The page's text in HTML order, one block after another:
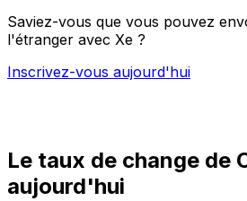
Saviez-vous que vous pouvez
l'étranger avec Xe ?
Inscrivez-vous aujourd'hui
Le taux de change de
aujourd'hui